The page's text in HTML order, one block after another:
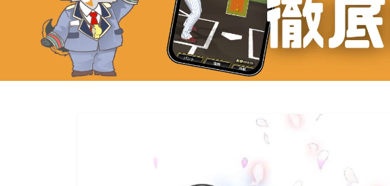
シミュレーション
シューティング
パズル
リズムゲーム